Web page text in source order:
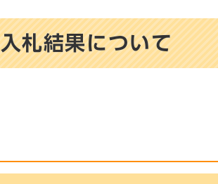
札結果について